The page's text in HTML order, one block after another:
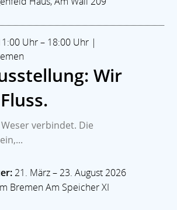
Uhr – 18:00 Uhr |
Wir
verbindet. Die
21. März – 23. August 2026
Bremen Am Speicher XI